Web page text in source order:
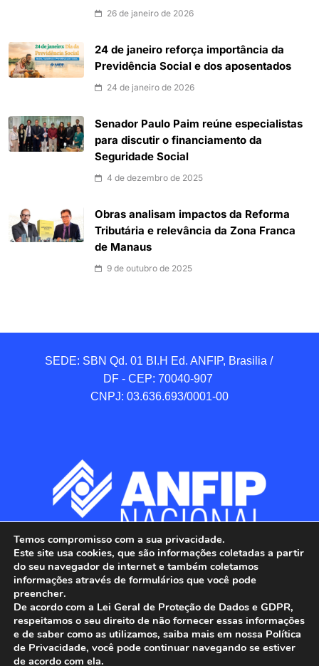
26 de janeiro de 2026
24 de janeiro reforça importância da
Previdência Social e dos aposentados
24 de janeiro de 2026
Senador Paulo Paim reúne especialistas
para discutir o financiamento da
Seguridade Social
4 de dezembro de 2025
Obras analisam impactos da Reforma
Tributária e relevância da Zona Franca
de Manaus
9 de outubro de 2025
SEDE: SBN Qd. 01 BI.H Ed. ANFIP, Brasilia /
DF - CEP: 70040-907
CNPJ: 03.636.693/0001-00
ANFIP - Associação Nacional dos Auditores
Temos compromisso com a sua privacidade.
Este site usa cookies, que são informações coletadas a partir
do seu navegador de internet e também coletamos
informações através de formulários que você pode
preencher.
De acordo com a Lei Geral de Proteção de Dados e GDPR,
respeitamos o seu direito de não fornecer essas informações
e de saber como as utilizamos, saiba mais em nossa Política
de Privacidade, você pode continuar navegando se estiver
de acordo com ela.